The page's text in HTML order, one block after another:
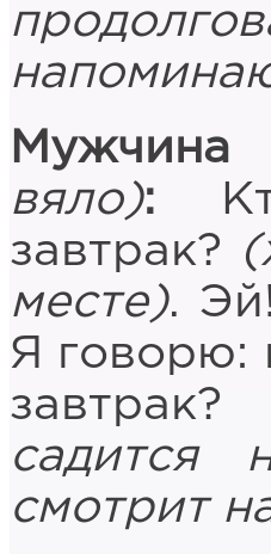
Мужчина
вяло):
завтрак?
месте).
Я говорю:
завтрак?
садится
смотрит